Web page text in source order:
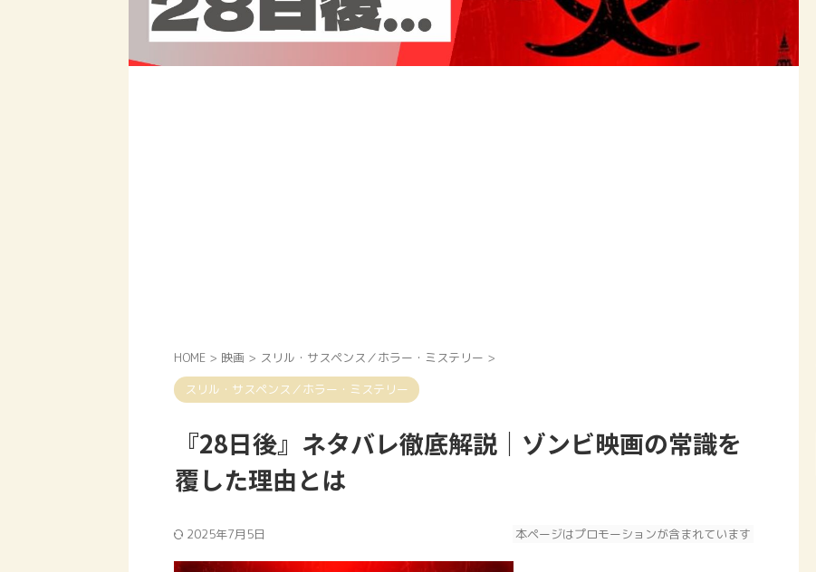
HOME > 映画 > スリル・サスペンス／ホラー・ミステリー >
スリル・サスペンス／ホラー・ミステリー
『28日後』ネタバレ徹底解説｜ゾンビ映画の常識を
覆した理由とは
2025年7月5日 本ページはプロモーションが含まれています